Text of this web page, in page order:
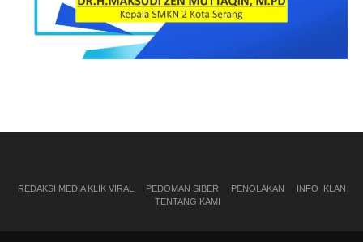
REDAKSI MEDIA KLIK VIRAL PEDOMAN SIBER PENOLAKAN
INFO IKLAN
TENTANG KAMI